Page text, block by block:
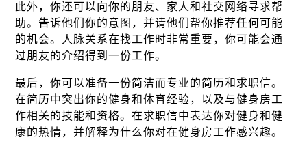
此外，你还可以向你的朋友、家人和社交网络寻求帮
助。告诉他们你的意图，并请他们帮你推荐任何可能
的机会。人脉关系在找工作时非常重要，你可能会通
过朋友的介绍得到一份工作。
最后，你可以准备一份简洁而专业的简历和求职信。
在简历中突出你的健身和体育经验，以及与健身房工
作相关的技能和资格。在求职信中表达你对健身和健
康的热情，并解释为什么你对在健身房工作感兴趣。